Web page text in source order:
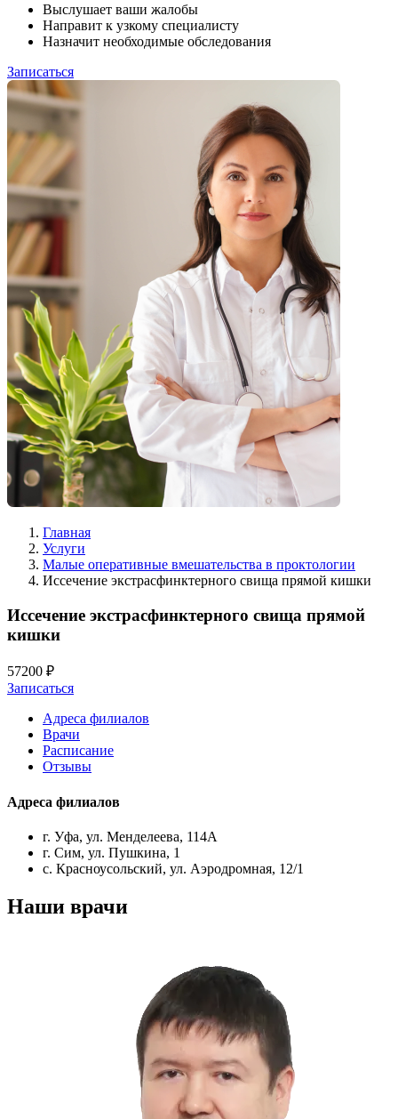
Выслушает ваши жалобы
Направит к узкому специалисту
Назначит необходимые обследования
Записаться
Главная
Услуги
Малые оперативные вмешательства в проктологии
Иссечение экстрасфинктерного свища прямой кишки
Иссечение экстрасфинктерного свища прямой
кишки
57200 ₽
Записаться
Адреса филиалов
Врачи
Расписание
Отзывы
Адреса филиалов
г. Уфа, ул. Менделеева, 114А
г. Сим, ул. Пушкина, 1
с. Красноусольский, ул. Аэродромная, 12/1
Наши врачи